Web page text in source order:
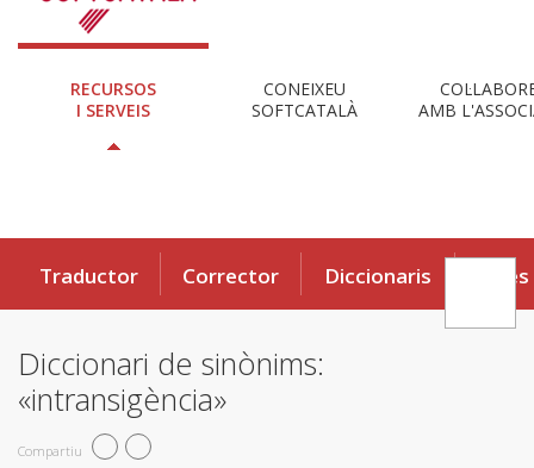
RECURSOS
I SERVEIS
CONEIXEU
SOFTCATALÀ
AMB
Traductor Corrector Diccionaris Eines
Diccionari de sinònims:
«intransigència»
Compartiu